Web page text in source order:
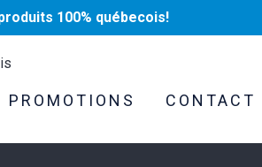
100% québecois!
PROMOTIONS CONTACT